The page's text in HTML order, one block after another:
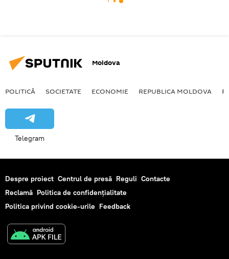
Moldova
POLITICĂ SOCIETATE ECONOMIE REPUBLICA MOLDOVA
Telegram
Despre proiect Centrul de presă Reguli Contacte
Reclamă Politica de confidențialitate
Politica privind cookie-urile Feedback